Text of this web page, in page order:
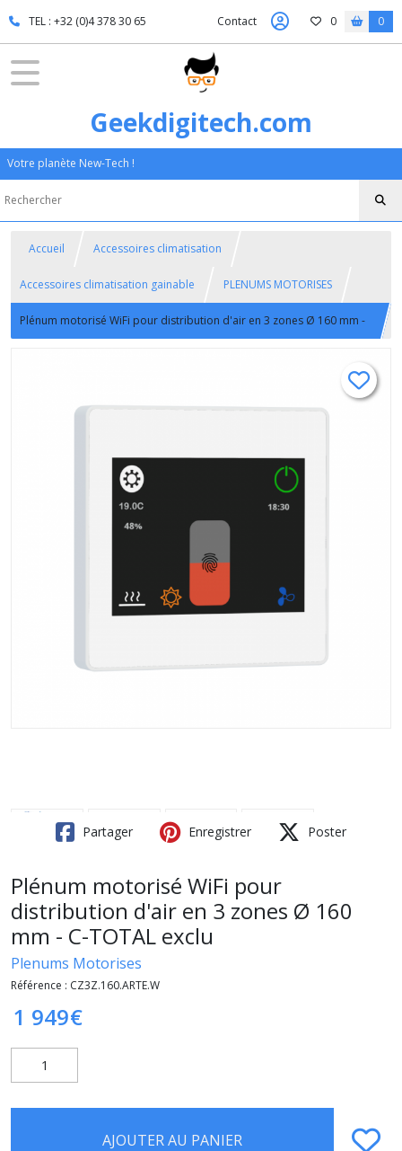
TEL : +32 (0)4 378 30 65 Contact 0 0
Geekdigitech.com
Votre planète New-Tech !
Accueil Accessoires climatisation
Accessoires climatisation gainable PLENUMS MOTORISES
Plénum motorisé WiFi pour distribution d'air en 3 zones Ø 160 mm -
Partager Enregistrer Poster
Plénum motorisé WiFi pour
distribution d'air en 3 zones Ø 160
mm - C-TOTAL exclu
Plenums Motorises
Référence : CZ3Z.160.ARTE.W
1 949€
AJOUTER AU PANIER